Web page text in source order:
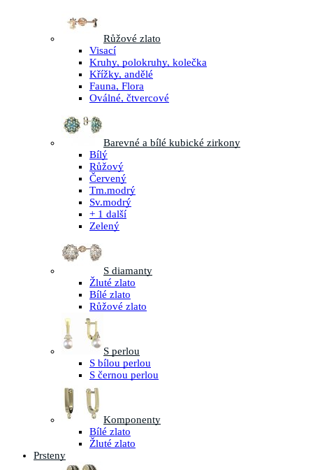
Růžové zlato
Visací
Kruhy, polokruhy, kolečka
Křížky, andělé
Fauna, Flora
Oválné, čtvercové
Barevné a bílé kubické zirkony
Bílý
Růžový
Červený
Tm.modrý
Sv.modrý
+ 1 další
Zelený
S diamanty
Žluté zlato
Bílé zlato
Růžové zlato
S perlou
S bílou perlou
S černou perlou
Komponenty
Bílé zlato
Žluté zlato
Prsteny